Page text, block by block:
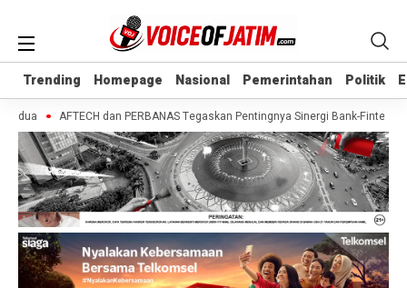
Trending Homepage Nasional Pemerintahan Politik
Trending Homepage Nasional Pemerintahan Politik
AFTECH dan PERBANAS Tegaskan Pentingnya Sinergi Bank-Fintech